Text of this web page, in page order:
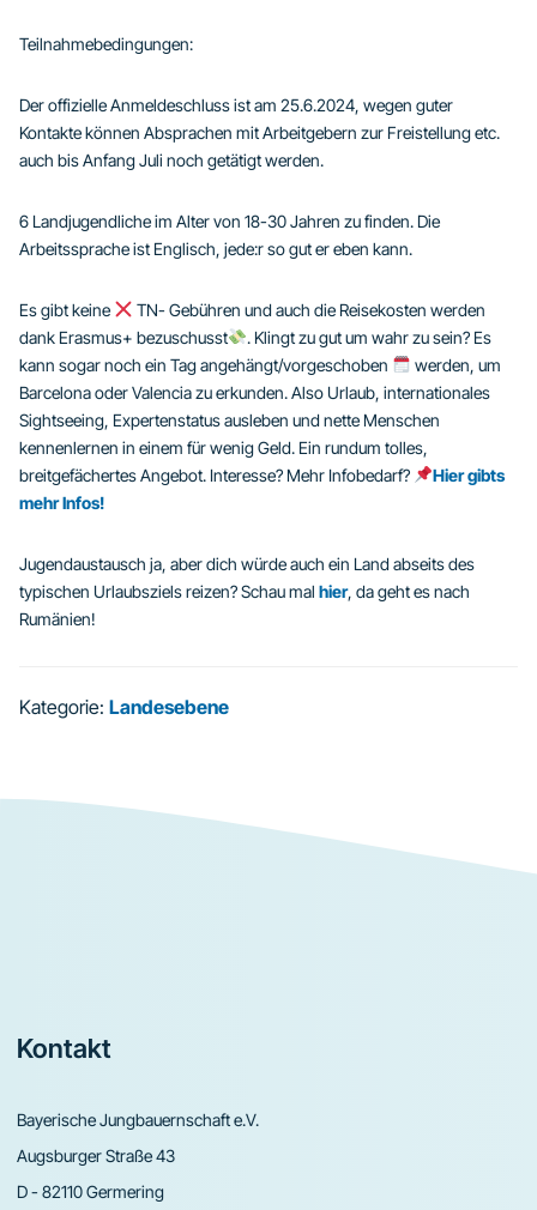
Teilnahmebedingungen:
Der offizielle Anmeldeschluss ist am 25.6.2024, wegen guter
Kontakte können Absprachen mit Arbeitgebern zur Freistellung etc.
auch bis Anfang Juli noch getätigt werden.
6 Landjugendliche im Alter von 18-30 Jahren zu finden. Die
Arbeitssprache ist Englisch, jede:r so gut er eben kann.
Es gibt keine
TN- Gebühren und auch die Reisekosten werden
dank Erasmus+ bezuschusst
. Klingt zu gut um wahr zu sein? Es
kann sogar noch ein Tag angehängt/vorgeschoben
werden, um
Barcelona oder Valencia zu erkunden. Also Urlaub, internationales
Sightseeing, Expertenstatus ausleben und nette Menschen
kennenlernen in einem für wenig Geld. Ein rundum tolles,
breitgefächertes Angebot. Interesse? Mehr Infobedarf?
Hier gibts
mehr Infos!
Jugendaustausch ja, aber dich würde auch ein Land abseits des
typischen Urlaubsziels reizen? Schau mal hier, da geht es nach
Rumänien!
Kategorie: Landesebene
Footer
Kontakt
Bayerische Jungbauernschaft e.V.
Augsburger Straße 43
D - 82110 Germering